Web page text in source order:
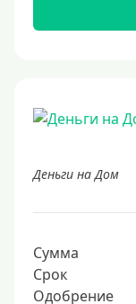
Деньги на Дом
Сумма
Срок
Одобрение